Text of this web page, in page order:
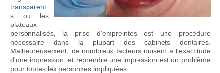
transparent
s ou les
plateaux
personnalisés, la prise d'empreintes est une procédure
nécessaire dans la plupart des cabinets dentaires.
Malheureusement, de nombreux facteurs nuisent à l'exactitude
d'une impression, et reprendre une impression est un problème
pour toutes les personnes impliquées.